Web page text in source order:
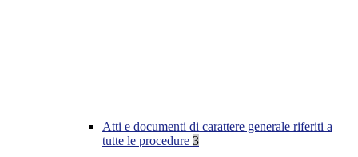
Atti e documenti di carattere generale riferiti a
tutte le procedure 3